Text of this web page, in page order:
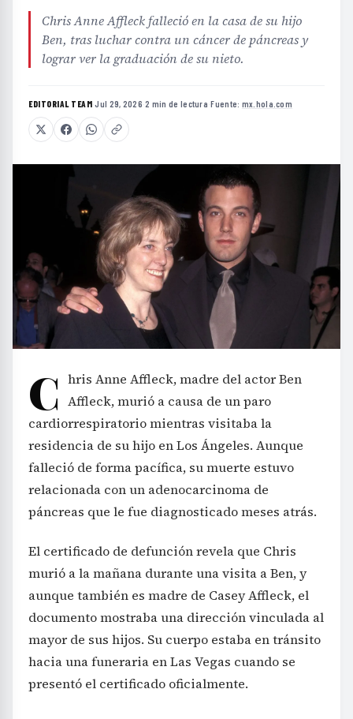
Chris Anne Affleck falleció en la casa de su hijo
Ben, tras luchar contra un cáncer de páncreas y
lograr ver la graduación de su nieto.
EDITORIAL TEAM·Jul 29, 2026·2 min de lectura·Fuente: mx.hola.com
C hris Anne Affleck, madre del actor Ben
Affleck, murió a causa de un paro
cardiorrespiratorio mientras visitaba la
residencia de su hijo en Los Ángeles. Aunque
falleció de forma pacífica, su muerte estuvo
relacionada con un adenocarcinoma de
páncreas que le fue diagnosticado meses atrás.
El certificado de defunción revela que Chris
murió a la mañana durante una visita a Ben, y
aunque también es madre de Casey Affleck, el
documento mostraba una dirección vinculada al
mayor de sus hijos. Su cuerpo estaba en tránsito
hacia una funeraria en Las Vegas cuando se
presentó el certificado oficialmente.